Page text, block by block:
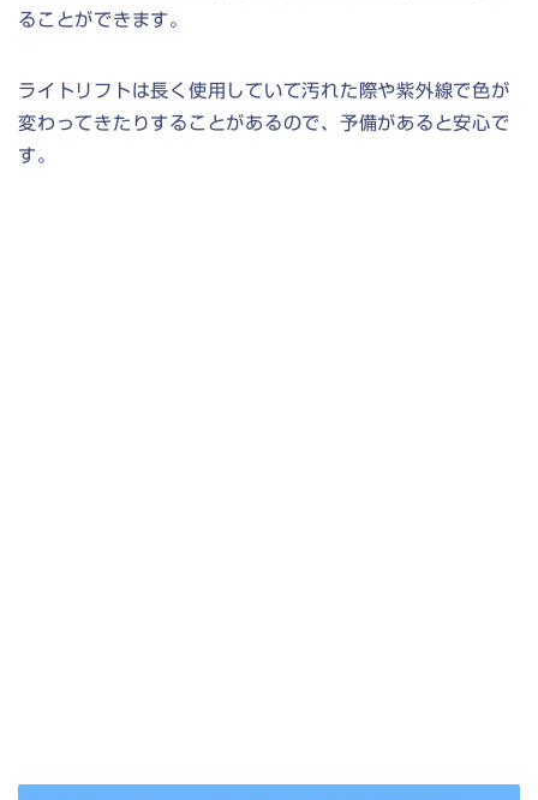
ることができます。
ライトリフトは長く使用していて汚れた際や紫外線で色が
変わってきたりすることがあるので、予備があると安心で
す。